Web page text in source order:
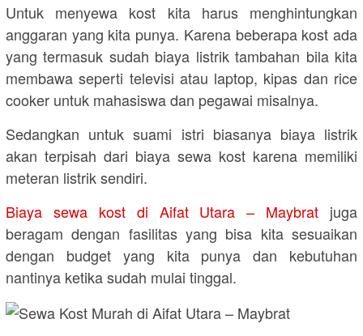
Untuk menyewa kost kita harus menghintungkan
anggaran yang kita punya. Karena beberapa kost ada
yang termasuk sudah biaya listrik tambahan bila kita
membawa seperti televisi atau laptop, kipas dan rice
cooker untuk mahasiswa dan pegawai misalnya.
Sedangkan untuk suami istri biasanya biaya listrik
akan terpisah dari biaya sewa kost karena memiliki
meteran listrik sendiri.
Biaya sewa kost di Aifat Utara – Maybrat juga
beragam dengan fasilitas yang bisa kita sesuaikan
dengan budget yang kita punya dan kebutuhan
nantinya ketika sudah mulai tinggal.